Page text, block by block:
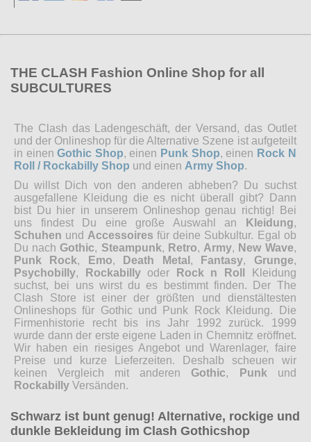
THE CLASH Fashion Online Shop for all
SUBCULTURES
The Clash das Ladengeschäft, der Versand, das Outlet
und der Onlineshop für die Alternative Szene ist aufgeteilt
in einenGothic Shop, einen Punk Shop, einen Rock N
Roll / Rockabilly Shop und einen Army Shop.
Du willst Dich von den anderen abheben? Du suchst
ausgefallene Kleidung die es nicht überall gibt? Dann
bist Du hier in unserem Onlineshop genau richtig! Bei
uns findest Du eine große Auswahl an
Kleidung,
Schuhen und Accessoires für deine Subkultur. Egal ob
Du nach Gothic, Steampunk, Retro, Army, New Wave,
Punk Rock, Emo, Death Metal , Fantasy, Grunge,
Psychobilly, Rockabillyoder Rock n Roll
Kleidung
suchst, bei uns wirst du es bestimmt finden. Der The
Clash Store ist einer der größten und dienstältesten
Onlineshops für Gothic und Punk Rock Kleidung. Die
Firmenhistorie recht bis ins Jahr 1992 zurück. 1999
wurde dann der erste eigene Laden in Chemnitz eröffnet.
Wir haben ein riesiges Angebot und Warenlager, faire
Preise und kurze Lieferzeiten. Deshalb scheuen wir
keinen Vergleich mit anderen Gothic, Punk und
Rockabilly Versänden.
Schwarz ist bunt genug! Alternative, rockige und
dunkle Bekleidung im Clash Gothicshop